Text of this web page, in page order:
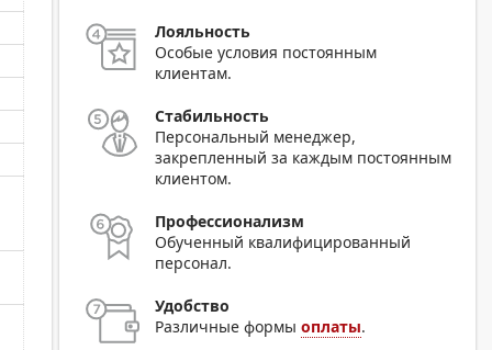
Лояльность
Особые условия постоянным
клиентам.
Стабильность
Персональный менеджер,
закрепленный за каждым постоянным
клиентом.
Профессионализм
Обученный квалифицированный
персонал.
Удобство
Различные формыоплаты.